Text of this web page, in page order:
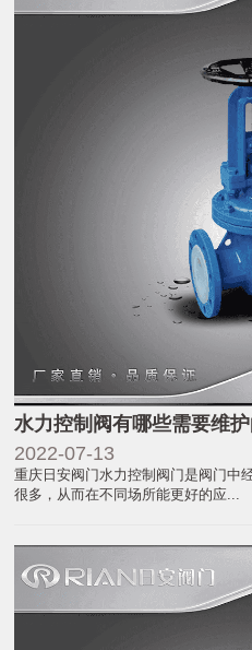
水力控制阀有哪些需要维护
2022-07-13
重庆日安阀门水力控制阀门是阀门中
很多，从而在不同场所能更好的应...